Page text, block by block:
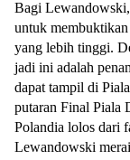
Bagi
untuk
yang lebih tinggi.
jadi ini adalah
dapat tampil di
putaran Final Piala
Polandia lolos dari
Lewandowski